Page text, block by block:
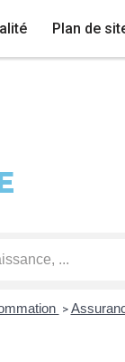
Plan de
>